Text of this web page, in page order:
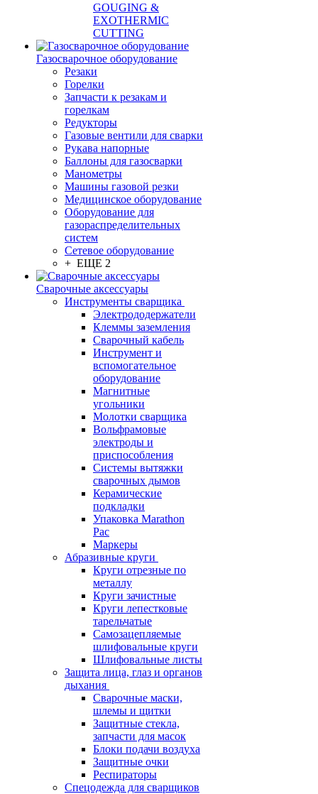
GOUGING &
EXOTHERMIC
CUTTING
Газосварочное оборудование
Резаки
Горелки
Запчасти к резакам и
горелкам
Редукторы
Газовые вентили для сварки
Рукава напорные
Баллоны для газосварки
Манометры
Машины газовой резки
Медицинское оборудование
Оборудование для
газораспределительных
систем
Сетевое оборудование
+ ЕЩЕ 2
Сварочные аксессуары
Инструменты сварщика
Электрододержатели
Клеммы заземления
Сварочный кабель
Инструмент и
вспомогательное
оборудование
Магнитные
угольники
Молотки сварщика
Вольфрамовые
электроды и
приспособления
Системы вытяжки
сварочных дымов
Керамические
подкладки
Упаковка Marathon
Pac
Маркеры
Абразивные круги
Круги отрезные по
металлу
Круги зачистные
Круги лепестковые
тарельчатые
Самозацепляемые
шлифовальные круги
Шлифовальные листы
Защита лица, глаз и органов
дыхания
Сварочные маски,
шлемы и щитки
Защитные стекла,
запчасти для масок
Блоки подачи воздуха
Защитные очки
Респираторы
Спецодежда для сварщиков